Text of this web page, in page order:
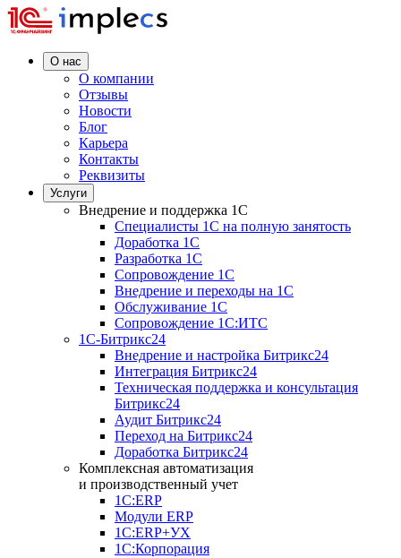
О нас
О компании
Отзывы
Новости
Блог
Карьера
Контакты
Реквизиты
Услуги
Внедрение и поддержка 1C
Специалисты 1C на полную занятость
Доработка 1C
Разработка 1C
Сопровождение 1C
Внедрение и переходы на 1C
Обслуживание 1C
Сопровождение 1C:ИТС
1С-Битрикс24
Внедрение и настройка Битрикс24
Интеграция Битрикс24
Техническая поддержка и консультация
Битрикс24
Аудит Битрикс24
Переход на Битрикс24
Доработка Битрикс24
Комплексная автоматизация
и производственный учет
1С:ERP
Модули ERP
1C:ERP+УХ
1С:Корпорация